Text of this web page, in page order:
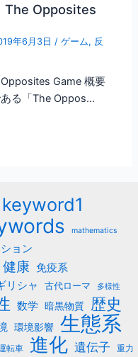
The Opposites
年6月3日 /ゲーム, 反
Game 概要
る「The Oppos…
keyword1
mathematics
ョン
健康 免疫系
リシャ 古代ローマ 多様性
数学 暗黒物質 歴史
環境影響 生態系
転車 進化 遺伝子 重力